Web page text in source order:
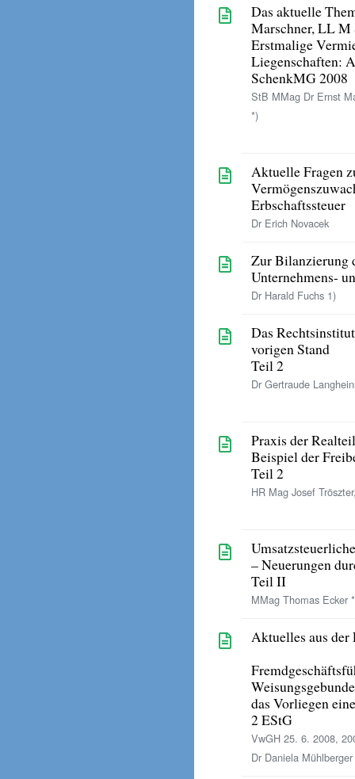
Das aktuelle
Marschner, LL
Erstmalige
Liegenschaften:
SchenkMG 2008
StB MMag Dr Ernst
*)
Aktuelle Fragen
Erbschaftssteuer
Dr Erich Novacek
Zur Bilanzierung
Unternehmens-
Dr Harald Fuchs 1)
Das
vorigen Stand
Teil 2
Dr Gertraude
Praxis der
Beispiel der
Teil 2
HR Mag Josef
– Neuerungen
Teil II
MMag Thomas Ecker
Aktuelles aus der
das Vorliegen
2 EStG
VwGH 25. 6. 2008,
Dr Daniela